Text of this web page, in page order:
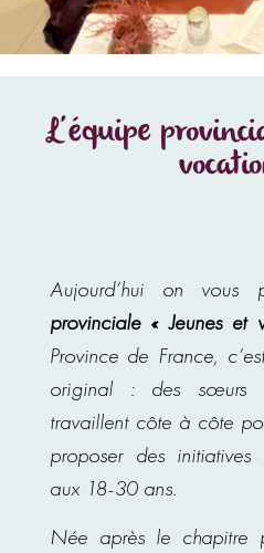
L’équipe
Aujourd’hui on vous
provinciale « Jeunes et
Province de France,
original : des sœurs
travaillent côte à côte
proposer des initiatives
aux 18-30 ans.
Née après le chapitre